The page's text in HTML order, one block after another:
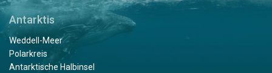
Antarktis
Weddell-Meer
Polarkreis
Antarktische Halbinsel